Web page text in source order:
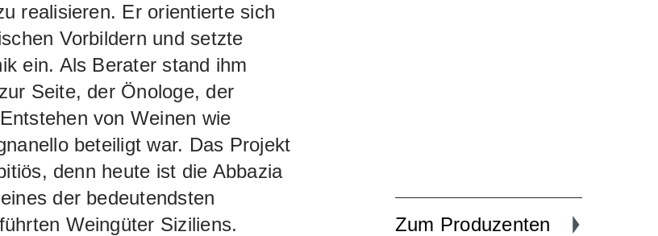
realisieren. Er orientierte sich
Vorbildern und setzte
ein. Als Berater stand ihm
Seite, der Önologe, der
von Weinen wie
beteiligt war. Das Projekt
denn heute ist die Abbazia
der bedeutendsten
Weingüter Siziliens.
Zum Produzenten